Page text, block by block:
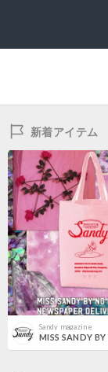
新着アイテム
Sandy magazine